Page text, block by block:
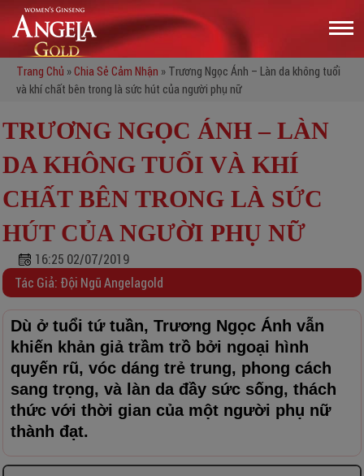
Trang Chủ »Chia Sẻ Cảm Nhận » Trương Ngọc Ánh – Làn da không tuổi
và khí chất bên trong là sức hút của người phụ nữ
TRƯƠNG NGỌC ÁNH – LÀN
DA KHÔNG TUỔI VÀ KHÍ
CHẤT BÊN TRONG LÀ SỨC
HÚT CỦA NGƯỜI PHỤ NỮ
16:25 02/07/2019
Tác Giả: Đội Ngũ Angelagold
Dù ở tuổi tứ tuần, Trương Ngọc Ánh vẫn
khiến khản giả trầm trồ bởi ngoại hình
quyến rũ, vóc dáng trẻ trung, phong cách
sang trọng, và làn da đầy sức sống, thách
thức với thời gian của một người phụ nữ
thành đạt.